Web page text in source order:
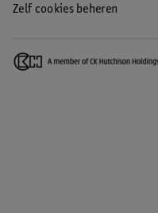
Zelf cookies beheren